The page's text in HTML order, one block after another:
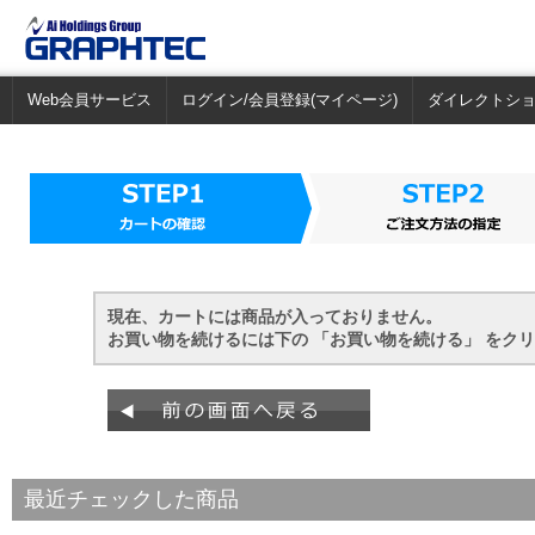
Web会員サービス ログイン/会員登録(マイページ) ダイレクトシ
現在、カートには商品が入っておりません。
お買い物を続けるには下の 「お買い物を続ける」 をク
最近チェックした商品